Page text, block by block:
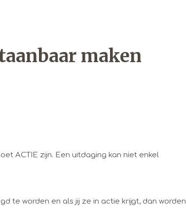
maken
ACTIE zijn. Een uitdaging kan niet enkel
te worden en als jij ze in actie krijgt, dan worden